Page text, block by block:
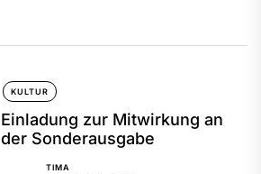
KULTUR
Einladung zur Mitwirkung an
der Sonderausgabe
TIMA